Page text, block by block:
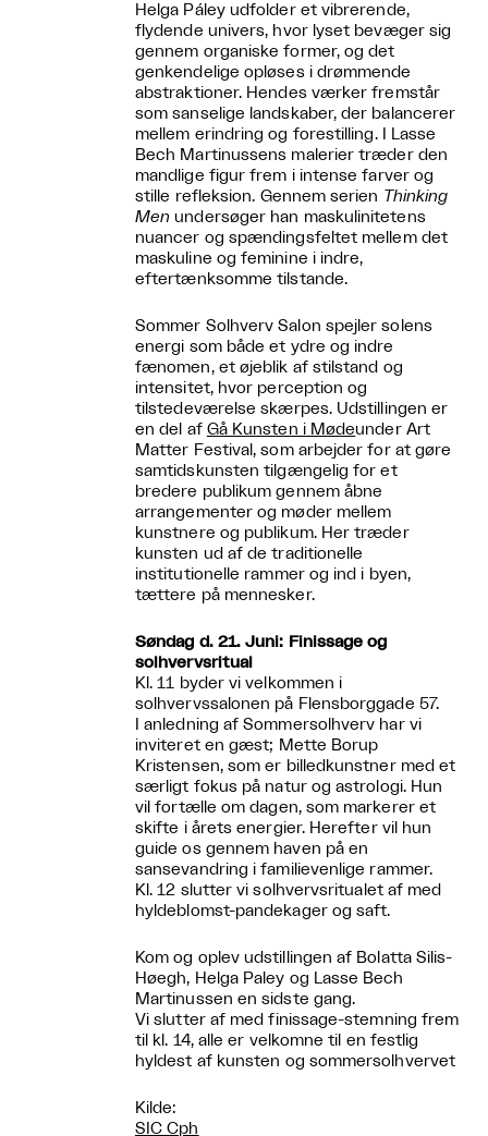
Helga Páley udfolder et vibrerende,
flydende univers, hvor lyset bevæger sig
gennem organiske former, og det
genkendelige opløses i drømmende
abstraktioner. Hendes værker fremstår
som sanselige landskaber, der balancerer
mellem erindring og forestilling. I Lasse
Bech Martinussens malerier træder den
mandlige figur frem i intense farver og
stille refleksion. Gennem serien Thinking
Men undersøger han maskulinitetens
nuancer og spændingsfeltet mellem det
maskuline og feminine i indre,
eftertænksomme tilstande.
Sommer Solhverv Salon spejler solens
energi som både et ydre og indre
fænomen, et øjeblik af stilstand og
intensitet, hvor perception og
tilstedeværelse skærpes. Udstillingen er
en del af Gå Kunsten i Mødeunder Art
Matter Festival, som arbejder for at gøre
samtidskunsten tilgængelig for et
bredere publikum gennem åbne
arrangementer og møder mellem
kunstnere og publikum. Her træder
kunsten ud af de traditionelle
institutionelle rammer og ind i byen,
tættere på mennesker.
Søndag d. 21. Juni: Finissage og
solhvervsritual
Kl. 11 byder vi velkommen i
solhvervssalonen på Flensborggade 57.
I anledning af Sommersolhverv har vi
inviteret en gæst; Mette Borup
Kristensen, som er billedkunstner med et
særligt fokus på natur og astrologi. Hun
vil fortælle om dagen, som markerer et
skifte i årets energier. Herefter vil hun
guide os gennem haven på en
sansevandring i familievenlige rammer.
Kl. 12 slutter vi solhvervsritualet af med
hyldeblomst-pandekager og saft.
Kom og oplev udstillingen af Bolatta Silis-
Høegh, Helga Paley og Lasse Bech
Martinussen en sidste gang.
Vi slutter af med finissage-stemning frem
til kl. 14, alle er velkomne til en festlig
hyldest af kunsten og sommersolhvervet
Kilde:
SIC Cph